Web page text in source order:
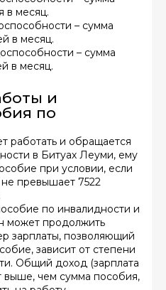
в месяц.
– сумма
в месяц.
– сумма
в месяц.
и
по
работать и обращается
в Битуах Леуми, ему
при условии, если
превышает 7522
по инвалидности и
может продолжить
зарплаты, позволяющий
зависит от степени
Общий доход (зарплата
выше, чем сумма пособия,